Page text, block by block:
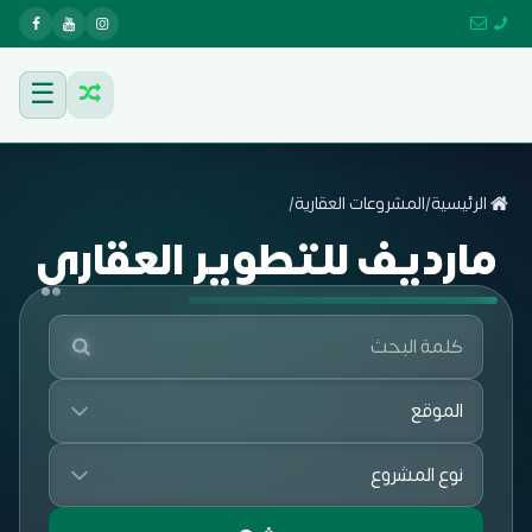
☰
الرئيسية/المشروعات العقارية/
مارديف للتطوير العقاري